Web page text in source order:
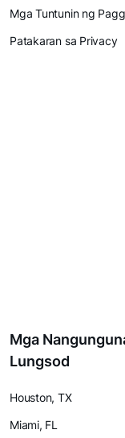
Mga Tuntunin ng
Patakaran sa Privacy
Mga
Lungsod
Houston, TX
Miami, FL